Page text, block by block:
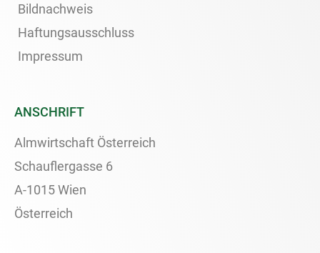
Bildnachweis
Haftungsausschluss
Impressum
ANSCHRIFT
Almwirtschaft Österreich
Schauflergasse 6
A-1015 Wien
Österreich